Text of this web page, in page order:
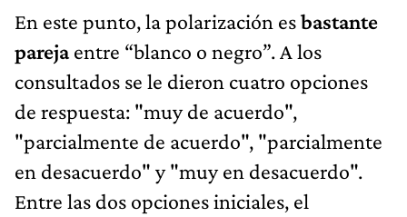
En este punto, la polarización esbastante
parejaentre “blanco o negro”. A los
consultados se le dieron cuatro opciones
de respuesta: "muy de acuerdo",
"parcialmente de acuerdo", "parcialmente
en desacuerdo" y "muy en desacuerdo".
Entre las dos opciones iniciales, el